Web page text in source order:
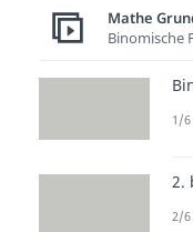
Mathe
Binomische
1/6
2.
2/6